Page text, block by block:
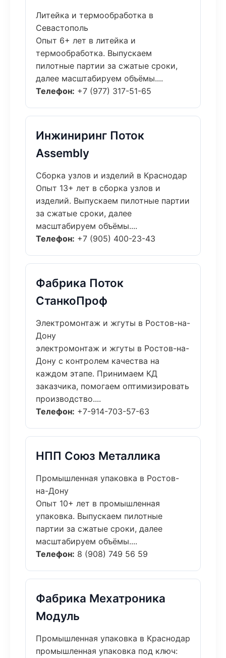
Литейка и термообработка в
Севастополь
Опыт 6+ лет в литейка и
термообработка. Выпускаем
пилотные партии за сжатые сроки,
далее масштабируем объёмы....
Телефон: +7 (977) 317-51-65
Инжиниринг Поток
Assembly
Сборка узлов и изделий в Краснодар
Опыт 13+ лет в сборка узлов и
изделий. Выпускаем пилотные партии
за сжатые сроки, далее
масштабируем объёмы....
Телефон: +7 (905) 400-23-43
Фабрика Поток
СтанкоПроф
Электромонтаж и жгуты в Ростов-на-
Дону
электромонтаж и жгуты в Ростов-на-
Дону с контролем качества на
каждом этапе. Принимаем КД
заказчика, помогаем оптимизировать
производство....
Телефон: +7-914-703-57-63
НПП Союз Металлика
Промышленная упаковка в Ростов-
на-Дону
Опыт 10+ лет в промышленная
упаковка. Выпускаем пилотные
партии за сжатые сроки, далее
масштабируем объёмы....
Телефон: 8 (908) 749 56 59
Фабрика Мехатроника
Модуль
Промышленная упаковка в Краснодар
промышленная упаковка под ключ: